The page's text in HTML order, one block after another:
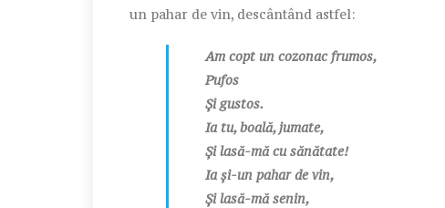
un pahar de vin, descântând astfel:
Am copt un cozonac frumos,
Pufos
Și gustos.
Ia tu, boală, jumate,
Și lasă-mă cu sănătate!
Ia și-un pahar de vin,
Și lasă-mă senin,